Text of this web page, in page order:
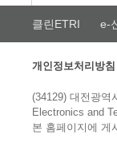
클린ETRI e-
개인정보처리방침
(34129) 대전광역
Electronics and
본 홈페이지에 게